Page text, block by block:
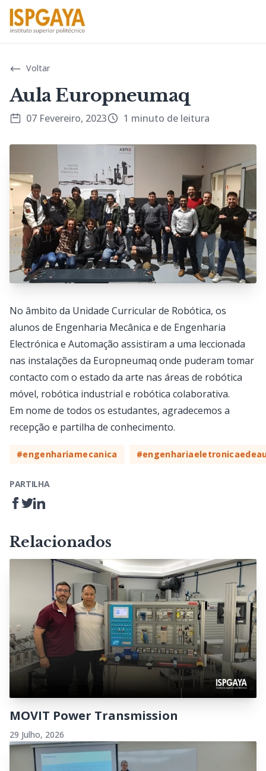
Voltar
Aula Europneumaq
07 Fevereiro, 2023 1 minuto de leitura
No âmbito da Unidade Curricular de Robótica, os
alunos de Engenharia Mecânica e de Engenharia
Electrónica e Automação assistiram a uma leccionada
nas instalações da Europneumaq onde puderam tomar
contacto com o estado da arte nas áreas de robótica
móvel, robótica industrial e robótica colaborativa.
Em nome de todos os estudantes, agradecemos a
recepção e partilha de conhecimento.
#engenhariamecanica
PARTILHA
Relacionados
MOVIT Power Transmission
29 Julho, 2026